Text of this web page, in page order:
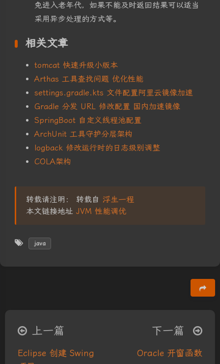
免进入老年代，如果不能及时返回结果可以适当
采用异步处理的方式等。
相关文章
tomcat 快速升级小版本
Arthas 工具查找问题 优化性能
settings.gradle.kts 文件配置阿里云镜像加速
Gradle 分发 URL 修改配置 国内加速镜像
SpringBoot 自定义线程池配置
ArchUnit 工具守护分层架构
logback 修改运行时的日志级别调整
COLA架构
转载请注明： 转载自 浮生一程
本文链接地址 JVM 性能调优
java
上一篇
Eclipse 创建 Swing
下一篇
Oracle 开窗函数